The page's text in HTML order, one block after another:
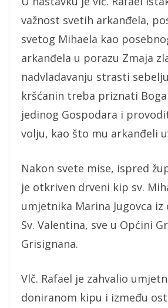
važnost svetih arkanđela,
svetog Mihaela kao
arkanđela u porazu Zmaja
nadvladavanju strasti
kršćanin treba priznati
jedinog Gospodara i
volju, kao što mu arkanđeli
Nakon svete mise, ispred
je otkriven drveni kip sv.
umjetnika Marina Jugovca iz
Sv. Valentina, sve u Općini
Grisignana.
Vlč. Rafael je zahvalio
doniranom kipu i između